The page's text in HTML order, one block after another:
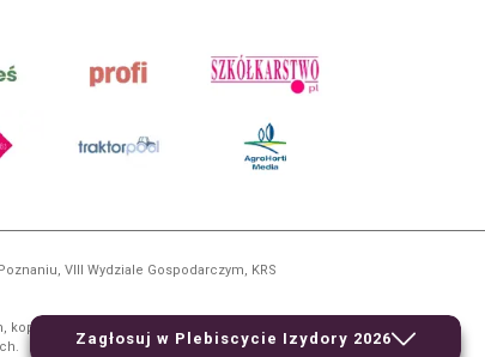
Zagłosuj w Plebiscycie Izydory 2026
VIII Wydziale Gospodarczym, KRS
kopiowanie i dalsze rozpowszechnianie treści